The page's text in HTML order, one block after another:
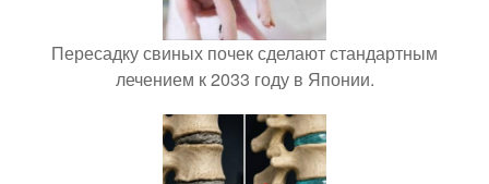
Пересадку свиных почек сделают стандартным
лечением к 2033 году в Японии.